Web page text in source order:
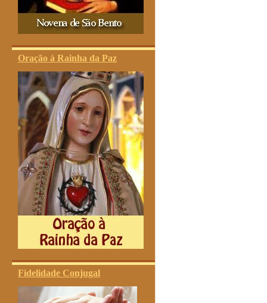
Oração à Rainha da Paz
Fidelidade Conjugal